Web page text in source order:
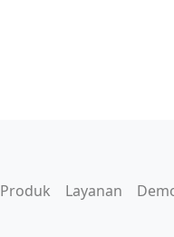
Produk Layanan